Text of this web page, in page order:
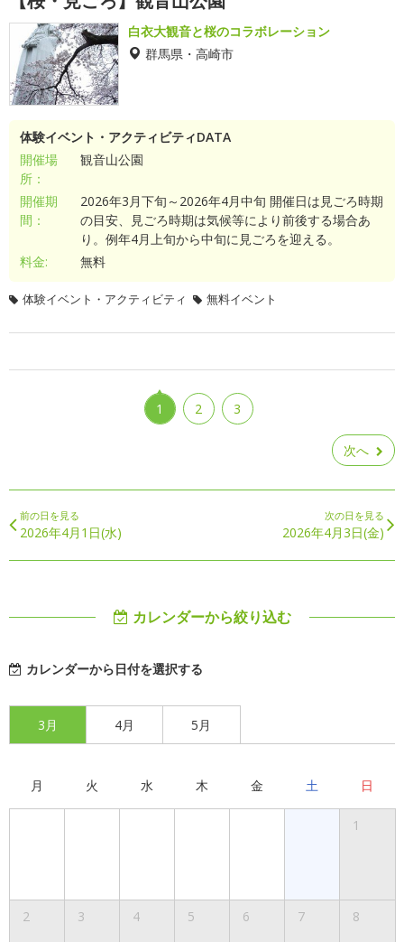
白衣大観音と桜のコラボレーション
群馬県・高崎市
体験イベント・アクティビティDATA
開催場
所：
観音山公園
開催期
間：
2026年3月下旬～2026年4月中旬 開催日は見ごろ時期
の目安、見ごろ時期は気候等により前後する場合あ
り。例年4月上旬から中旬に見ごろを迎える。
料金:
無料
体験イベント・アクティビティ 無料イベント
1 2 3
次へ
前の日を見る
2026年4月1日(水)
次の日を見る
2026年4月3日(金)
カレンダーから絞り込む
カレンダーから日付を選択する
3月 4月 5月
月 火 水 木 金 土 日
1
2 3 4 5 6 7 8